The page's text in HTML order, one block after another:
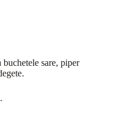
buchetele sare, piper